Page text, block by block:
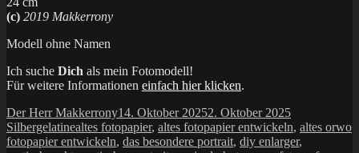
(c) 2019 Makkerrony
Modell ohne Namen
Ich suche Dich als mein Fotomodell!
Für weitere Informationen einfach hier klicken.
Autor
Der Herr MakkerronyVeröffentlicht
am
14. Oktober 20252. Oktober 2025Kategorien
SilbergelatineSchlagwörter
altes fotopapier, altes fotopapier entwickeln, altes orwo
fotopapier entwickeln, das besondere portrait, diy enlarger,